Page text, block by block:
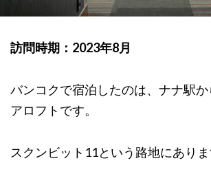
訪問時期：2023年8月
バンコクで宿泊したのは、ナナ駅
アロフトです。
スクンビット11という路地にありま